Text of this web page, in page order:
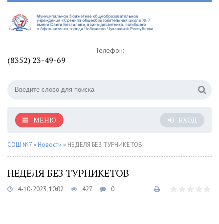
Телефон:
(8352) 23-49-69
ВХОД
МЕНЮ
СОШ №7 » Новости » НЕДЕЛЯ БЕЗ ТУРНИКЕТОВ
НЕДЕЛЯ БЕЗ ТУРНИКЕТОВ
4-10-2023, 10:02 427 0